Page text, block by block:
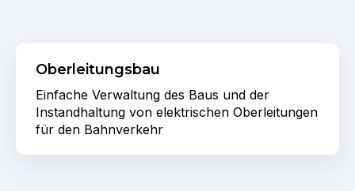
Oberleitungsbau
Einfache Verwaltung des Baus und der
Instandhaltung von elektrischen Oberleitungen
für den Bahnverkehr